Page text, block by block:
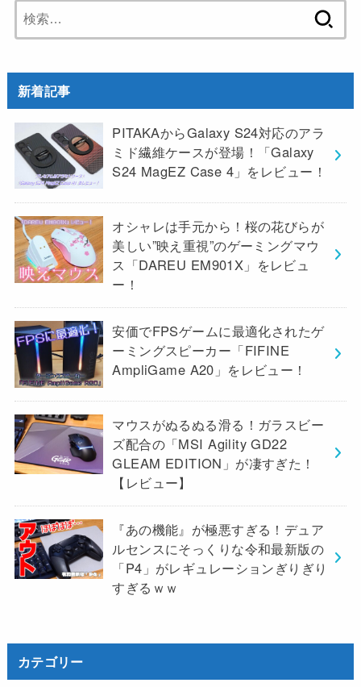
索:
新着記事
PITAKAからGalaxy S24対応のアラ
ミド繊維ケースが登場！「Galaxy
S24 MagEZ Case 4」をレビュー！
オシャレは手元から！桜の花びらが
美しい”映え重視”のゲーミングマウ
ス「DAREU EM901X」をレビュ
ー！
安価でFPSゲームに最適化されたゲ
ーミングスピーカー「FIFINE
AmpliGame A20」をレビュー！
マウスがぬるぬる滑る！ガラスビー
ズ配合の「MSI Agility GD22
GLEAM EDITION」が凄すぎた！
【レビュー】
『あの機能』が極悪すぎる！デュア
ルセンスにそっくりな令和最新版の
「P4」がレギュレーションぎりぎり
すぎるｗｗ
カテゴリー